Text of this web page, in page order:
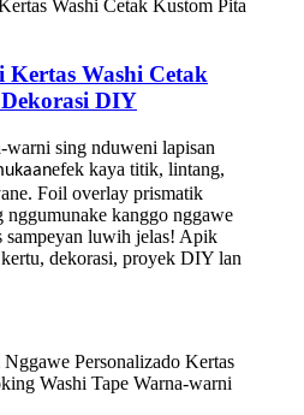
Kertas Washi Cetak
DIY
warni sing nduweni lapisan
efek kaya titik, lintang,
Foil overlay prismatik
nggumunake kanggo nggawe
sampeyan luwih jelas! Apik
dekorasi, proyek DIY lan